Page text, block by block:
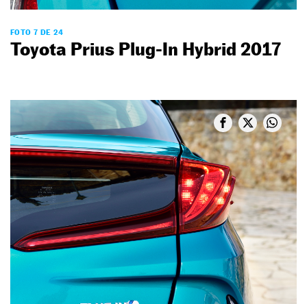
FOTO 7 DE 24
Toyota Prius Plug-In Hybrid 2017